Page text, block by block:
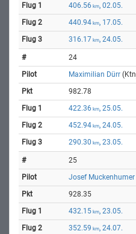
406.56 km, 02.05.
440.94 km, 17.05.
316.17 km, 24.05.
24
Maximilian Dürr
982.78
422.36 km, 25.05.
452.94 km, 24.05.
290.30 km, 23.05.
25
Josef Muckenhumer
928.35
432.15 km, 23.05.
352.59 km, 24.07.